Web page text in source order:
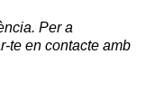
Per a
te en contacte amb